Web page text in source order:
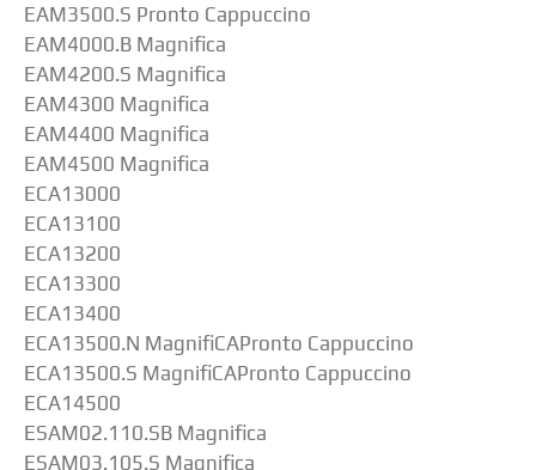
EAM3500.S Pronto Cappuccino
EAM4000.B Magnifica
EAM4200.S Magnifica
EAM4300 Magnifica
EAM4400 Magnifica
EAM4500 Magnifica
ECA13000
ECA13100
ECA13200
ECA13300
ECA13400
ECA13500.N MagnifiCAPronto Cappuccino
ECA13500.S MagnifiCAPronto Cappuccino
ECA14500
ESAM02.110.SB Magnifica
ESAM03.105.S Magnifica